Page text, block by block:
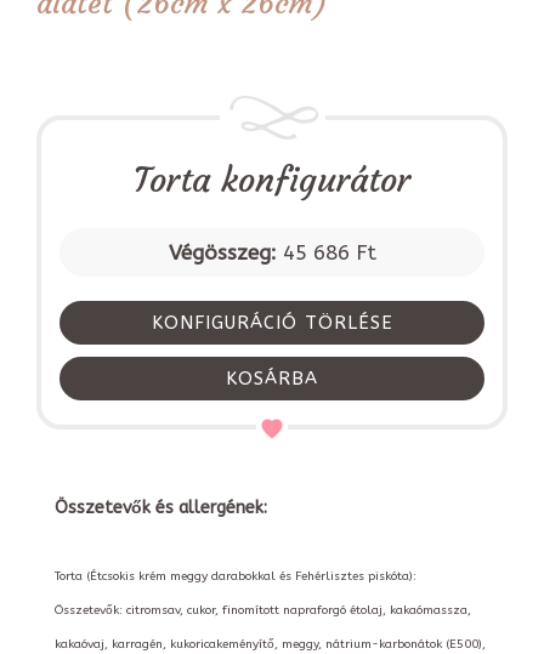
Torta konfigurátor
Végösszeg: 45 686 Ft
KONFIGURÁCIÓ TÖRLÉSE
KOSÁRBA
Összetevők és allergének:
Torta (Étcsokis krém meggy darabokkal és Fehérlisztes piskóta):
Összetevők: citromsav, cukor, finomított napraforgó étolaj, kakaómassza,
kakaóvaj, karragén, kukoricakeményítő, meggy, nátrium-karbonátok (E500),